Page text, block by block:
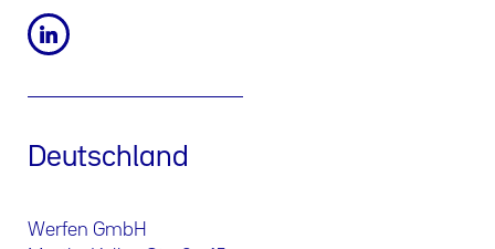
Deutschland
Werfen GmbH